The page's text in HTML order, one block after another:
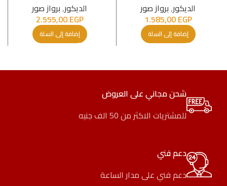
الدیكور,برواز صور
1.585,00EGP
إضافة إلى السلة
الدیكور,برواز صور
2.555,00EGP
إضافة إلى السلة
شحن مجاني على العروض
للمشتريات الاكثر من 50 الف جنيه
دعم فني
دعم فني على مدار الساعة